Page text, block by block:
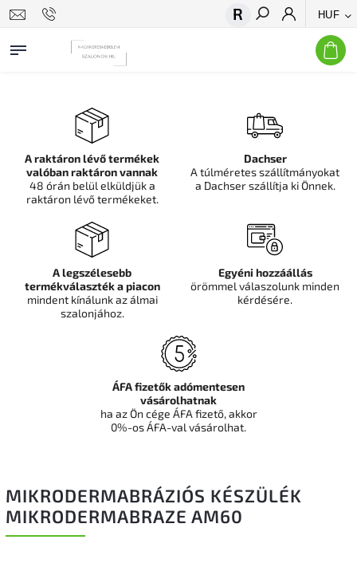
HUF
Keresés
MIKRODERMABRÁZIÓS KÉSZÜLÉK
MIKRODERMABRAZE AM60
A raktáron lévő termékek
valóban raktáron vannak
48 órán belül elküldjük a
raktáron lévő termékeket.
Dachser
A túlméretes szállítmányokat
a Dachser szállítja ki Önnek.
A legszélesebb
termékválaszték a piacon
mindent kínálunk az álmai
szalonjához.
Egyéni hozzáállás
örömmel válaszolunk minden
kérdésére.
ÁFA fizetők adómentesen
vásárolhatnak
ha az Ön cége ÁFA fizető, akkor
0%-os ÁFA-val vásárolhat.